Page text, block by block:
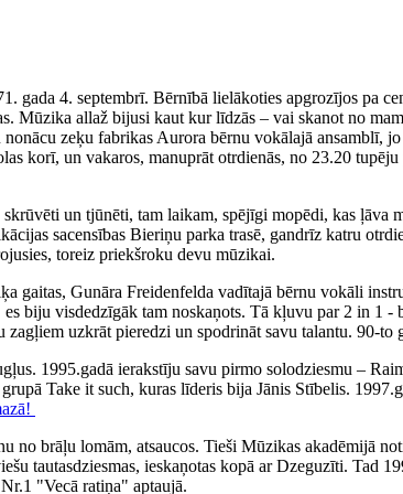
gada 4. septembrī. Bērnībā lielākoties apgrozījos pa
Mūzika allaž bijusi kaut kur līdzās – vai skanot no
zeķu fabrikas Aurora bērnu vokālajā ansamblī,
korī, un vakaros, manuprāt otrdienās, no 23.20
un tjūnēti, tam laikam, spējīgi mopēdi, kas ļāva
sacensības Bieriņu parka trasē, gandrīz katru
toreiz priekšroku devu mūzikai.
gaitas, Gunāra Freidenfelda vadītajā bērnu vokāli
biju visdedzīgāk tam noskaņots. Tā kļuvu par 2 in 1
uzkrāt pieredzi un spodrināt savu talantu. 90-
1995.gadā ierakstīju savu pirmo solodziesmu –
Take it such, kuras līderis bija Jānis Stībelis.
brāļu lomām, atsaucos. Tieši Mūzikas akadēmijā
tautasdziesmas, ieskaņotas kopā ar Dzeguzīti. Tad
"Vecā ratiņa" aptaujā.